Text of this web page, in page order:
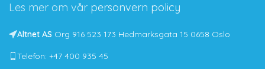
Les mer om vår personvern policy
Altnet AS Org 916 523 173 Hedmarksgata 15 0658 Oslo
Telefon: +47 400 935 45